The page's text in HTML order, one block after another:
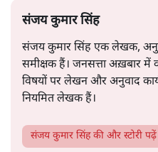
संजय कुमार सिंह
संजय कुमार सिंह एक लेखक,
समीक्षक हैं। जनसत्ता अख़बार में
विषयों पर लेखन और अनुवाद
नियमित लेखक हैं।
संजय कुमार सिंहकी और स्टोरी पढ़ें